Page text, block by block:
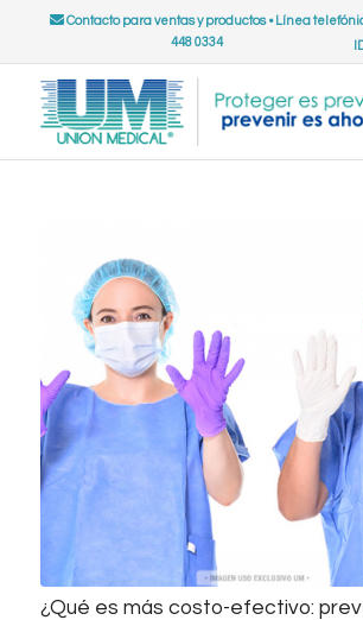
Contacto para ventas y productos• Línea
448 0334
¿Qué es más costo-efectivo: